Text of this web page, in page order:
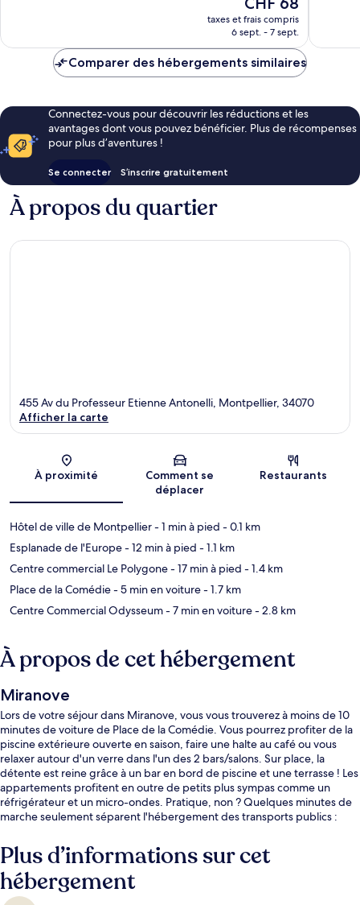
nouveau
prix
de
taxes et frais compris
6 sept. - 7 sept.
Comparer des hébergements similaires
Connectez-vous pour découvrir les réductions et les
avantages dont vous pouvez bénéficier. Plus de récompenses
pour plus d’aventures !
Se connecter S’inscrire gratuitement
À propos du quartier
Carte
455 Av du Professeur Etienne Antonelli, Montpellier, 34070
Afficher la carte
À proximité
Comment se
déplacer
Restaurants
Hôtel de ville de Montpellier- 1 min à pied - 0.1 km
Esplanade de l'Europe- 12 min à pied - 1.1 km
Centre commercial Le Polygone- 17 min à pied - 1.4 km
Place de la Comédie- 5 min en voiture- 1.7 km
Centre Commercial Odysseum- 7 min en voiture- 2.8 km
À propos de cet hébergement
Miranove
Lors de votre séjour dans Miranove, vous vous trouverez à moins de 10
minutes de voiture de Place de la Comédie. Vous pourrez profiter de la
piscine extérieure ouverte en saison, faire une halte au café ou vous
relaxer autour d'un verre dans l'un des 2 bars/salons. Sur place, la
détente est reine grâce à un bar en bord de piscine et une terrasse ! Les
appartements profitent en outre de petits plus sympas comme un
réfrigérateur et un micro-ondes. Pratique, non ? Quelques minutes de
marche seulement séparent l'hébergement des transports publics :
Station de tramway Port Marianne se situe à 5 min à pied.
Plus d’informations sur cet
hébergement